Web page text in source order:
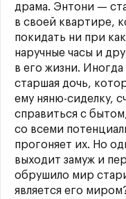
драма. Энтони —
в своей квартире,
покидать ни при
наручные часы и
в его жизни.
старшая дочь,
ему няню-сиделку,
справиться с
со всеми
прогоняет их. Но
выходит замуж и
обрушило мир
является его